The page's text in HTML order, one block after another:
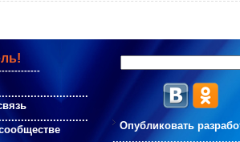
Опубликовать